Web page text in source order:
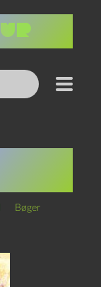
Bøger